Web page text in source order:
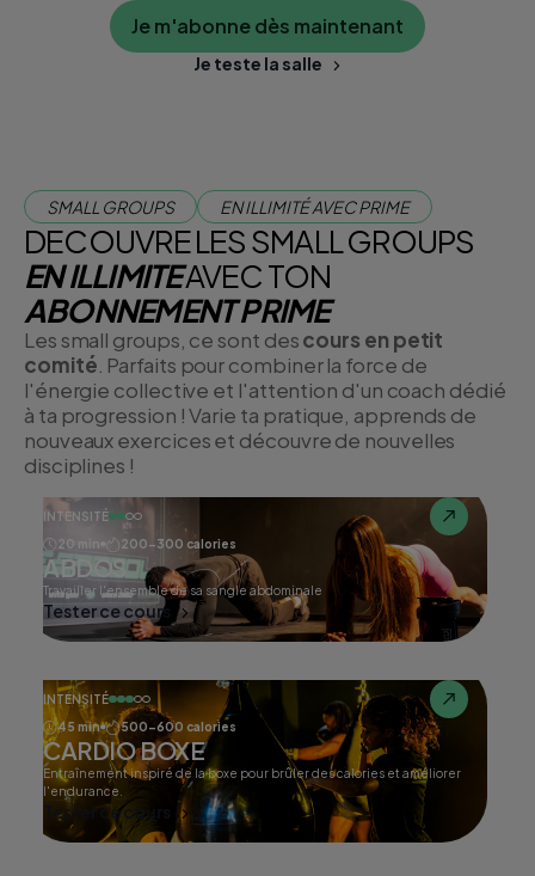
Je m'abonne dès maintenant
Je teste la salle
SMALL GROUPS EN ILLIMITÉ AVEC PRIME
DECOUVRE LES SMALL GROUPS
EN ILLIMITEAVEC TON
ABONNEMENT PRIME
Les small groups, ce sont descours en petit
comité . Parfaits pour combiner la force de
l'énergie collective et l'attention d'un coach dédié
à ta progression ! Varie ta pratique, apprends de
nouveaux exercices et découvre de nouvelles
disciplines !
INTENSITÉ
20 min
200-300 calories
ABDOS
Travailler l'ensemble de sa sangle abdominale
Tester ce cours
INTENSITÉ
45 min
500-600 calories
CARDIO BOXE
Entraînement inspiré de la boxe pour brûler des calories et améliorer
l'endurance.
Tester ce cours